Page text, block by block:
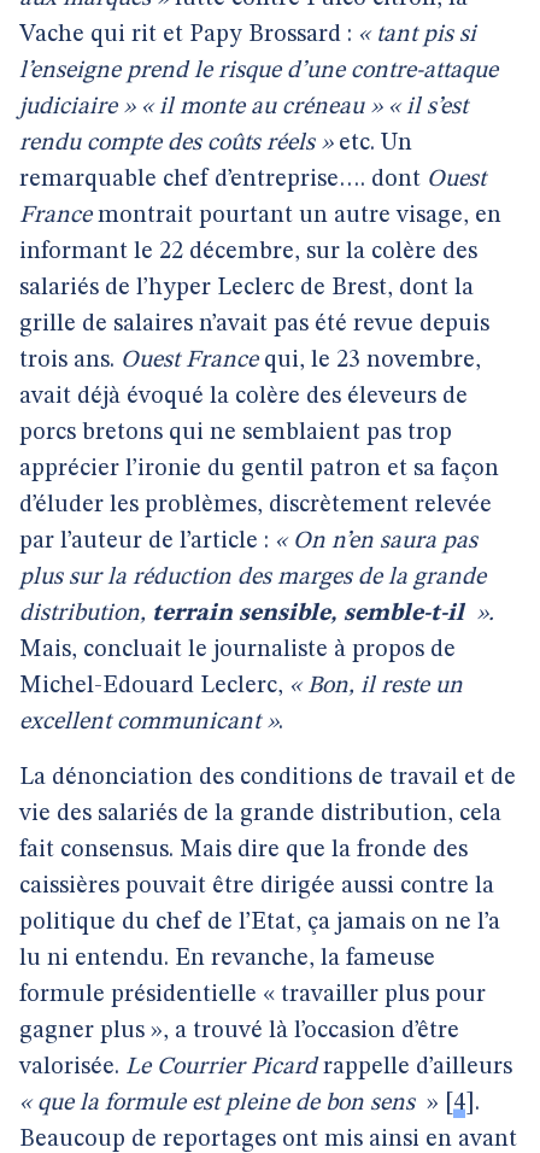
Vache qui rit et Papy Brossard : « tant pis si
l’enseigne prend le risque d’une contre-attaque
judiciaire » « il monte au créneau » « il s’est
rendu compte des coûts réels »etc. Un
remarquable chef d’entreprise…. dont Ouest
Francemontrait pourtant un autre visage, en
informant le 22 décembre, sur la colère des
salariés de l’hyper Leclerc de Brest, dont la
grille de salaires n’avait pas été revue depuis
trois ans. Ouest Francequi, le 23 novembre,
avait déjà évoqué la colère des éleveurs de
porcs bretons qui ne semblaient pas trop
apprécier l’ironie du gentil patron et sa façon
d’éluder les problèmes, discrètement relevée
par l’auteur de l’article : « On n’en saura pas
plus sur la réduction des marges de la grande
distribution, terrain sensible, semble-t-il ».
Mais, concluait le journaliste à propos de
Michel-Edouard Leclerc, « Bon, il reste un
excellent communicant ».
La dénonciation des conditions de travail et de
vie des salariés de la grande distribution, cela
fait consensus. Mais dire que la fronde des
caissières pouvait être dirigée aussi contre la
politique du chef de l’Etat, ça jamais on ne l’a
lu ni entendu. En revanche, la fameuse
formule présidentielle « travailler plus pour
gagner plus », a trouvé là l’occasion d’être
valorisée. Le Courrier Picardrappelle d’ailleurs
« que la formule est pleine de bon sens » 4 .
Beaucoup de reportages ont mis ainsi en avant